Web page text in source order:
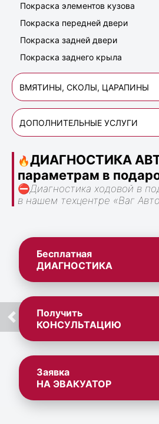
Покраска элементов кузова
Покраска передней двери
Покраска задней двери
Покраска заднего крыла
ВМЯТИНЫ, СКОЛЫ, ЦАРАПИНЫ
ДОПОЛНИТЕЛЬНЫЕ УСЛУГИ
🔥ДИАГНОСТИКА
параметрам в
⛔Диагностика ходовой в
в нашем техцентре «Ваг
Бесплатная
ДИАГНОСТИКА
Получить
КОНСУЛЬТАЦИЮ
Заявка
НА ЭВАКУАТОР